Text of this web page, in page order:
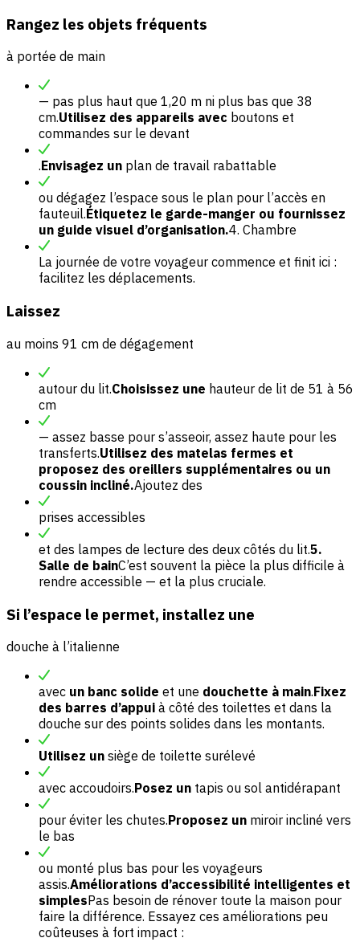
Rangez les objets fréquents
à portée de main
— pas plus haut que 1,20 m ni plus bas que 38
cm.Utilisez des appareils avec boutons et
commandes sur le devant
.Envisagez un plan de travail rabattable
ou dégagez l’espace sous le plan pour l’accès en
fauteuil.Étiquetez le garde-manger ou fournissez
un guide visuel d’organisation.4. Chambre
La journée de votre voyageur commence et finit ici :
facilitez les déplacements.
Laissez
au moins 91 cm de dégagement
autour du lit.Choisissez une hauteur de lit de 51 à 56
cm
— assez basse pour s’asseoir, assez haute pour les
transferts.Utilisez des matelas fermes et
proposez des oreillers supplémentaires ou un
coussin incliné.Ajoutez des
prises accessibles
et des lampes de lecture des deux côtés du lit.5.
Salle de bainC’est souvent la pièce la plus difficile à
rendre accessible — et la plus cruciale.
Si l’espace le permet, installez une
douche à l’italienne
avec un banc solide et une douchette à main.Fixez
des barres d’appui à côté des toilettes et dans la
douche sur des points solides dans les montants.
Utilisez un siège de toilette surélevé
avec accoudoirs.Posez un tapis ou sol antidérapant
pour éviter les chutes.Proposez un miroir incliné vers
le bas
ou monté plus bas pour les voyageurs
assis.Améliorations d’accessibilité intelligentes et
simplesPas besoin de rénover toute la maison pour
faire la différence. Essayez ces améliorations peu
coûteuses à fort impact :